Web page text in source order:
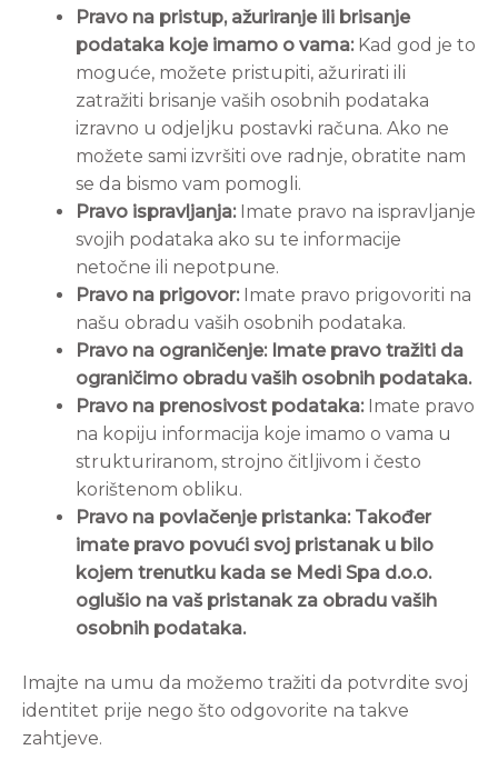
Pravo na pristup, ažuriranje ili brisanje
podataka koje imamo o vama:Kad god je to
moguće, možete pristupiti, ažurirati ili
zatražiti brisanje vaših osobnih podataka
izravno u odjeljku postavki računa. Ako ne
možete sami izvršiti ove radnje, obratite nam
se da bismo vam pomogli.
Pravo ispravljanja:Imate pravo na ispravljanje
svojih podataka ako su te informacije
netočne ili nepotpune.
Pravo na prigovor: Imate pravo prigovoriti na
našu obradu vaših osobnih podataka.
Pravo na ograničenje: Imate pravo tražiti da
ograničimo obradu vaših osobnih podataka.
Pravo na prenosivost podataka:Imate pravo
na kopiju informacija koje imamo o vama u
strukturiranom, strojno čitljivom i često
korištenom obliku.
Pravo na povlačenje pristanka: Također
imate pravo povući svoj pristanak u bilo
kojem trenutku kada se Medi Spa d.o.o.
oglušio na vaš pristanak za obradu vaših
osobnih podataka.
Imajte na umu da možemo tražiti da potvrdite svoj
identitet prije nego što odgovorite na takve
zahtjeve.